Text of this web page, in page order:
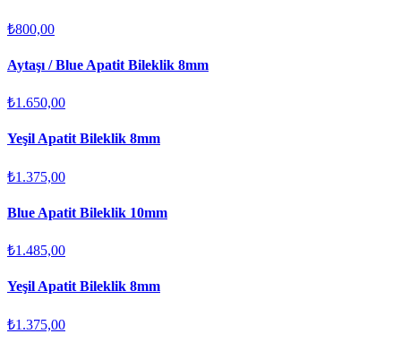
₺800,00
Aytaşı / Blue Apatit Bileklik 8mm
₺1.650,00
Yeşil Apatit Bileklik 8mm
₺1.375,00
Blue Apatit Bileklik 10mm
₺1.485,00
Yeşil Apatit Bileklik 8mm
₺1.375,00